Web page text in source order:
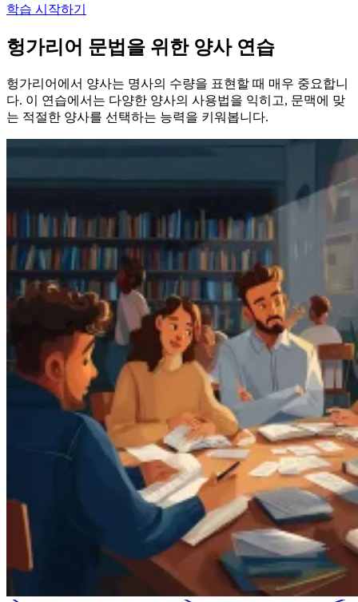
학습 시작하기
헝가리어 문법을 위한 양사 연습
헝가리어에서 양사는 명사의 수량을 표현할 때 매우 중요합니
다. 이 연습에서는 다양한 양사의 사용법을 익히고, 문맥에 맞
는 적절한 양사를 선택하는 능력을 키워봅니다.